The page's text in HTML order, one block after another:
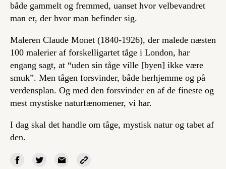
både gammelt og fremmed, uanset hvor velbevandret
man er, der hvor man befinder sig.
Maleren Claude Monet (1840-1926), der malede næsten
100 malerier af forskelligartet tåge i London, har
engang sagt, at “uden sin tåge ville [byen] ikke være
smuk”. Men tågen forsvinder, både herhjemme og på
verdensplan. Og med den forsvinder en af de fineste og
mest mystiske naturfænomener, vi har.
I dag skal det handle om tåge, mystisk natur og tabet af
den.